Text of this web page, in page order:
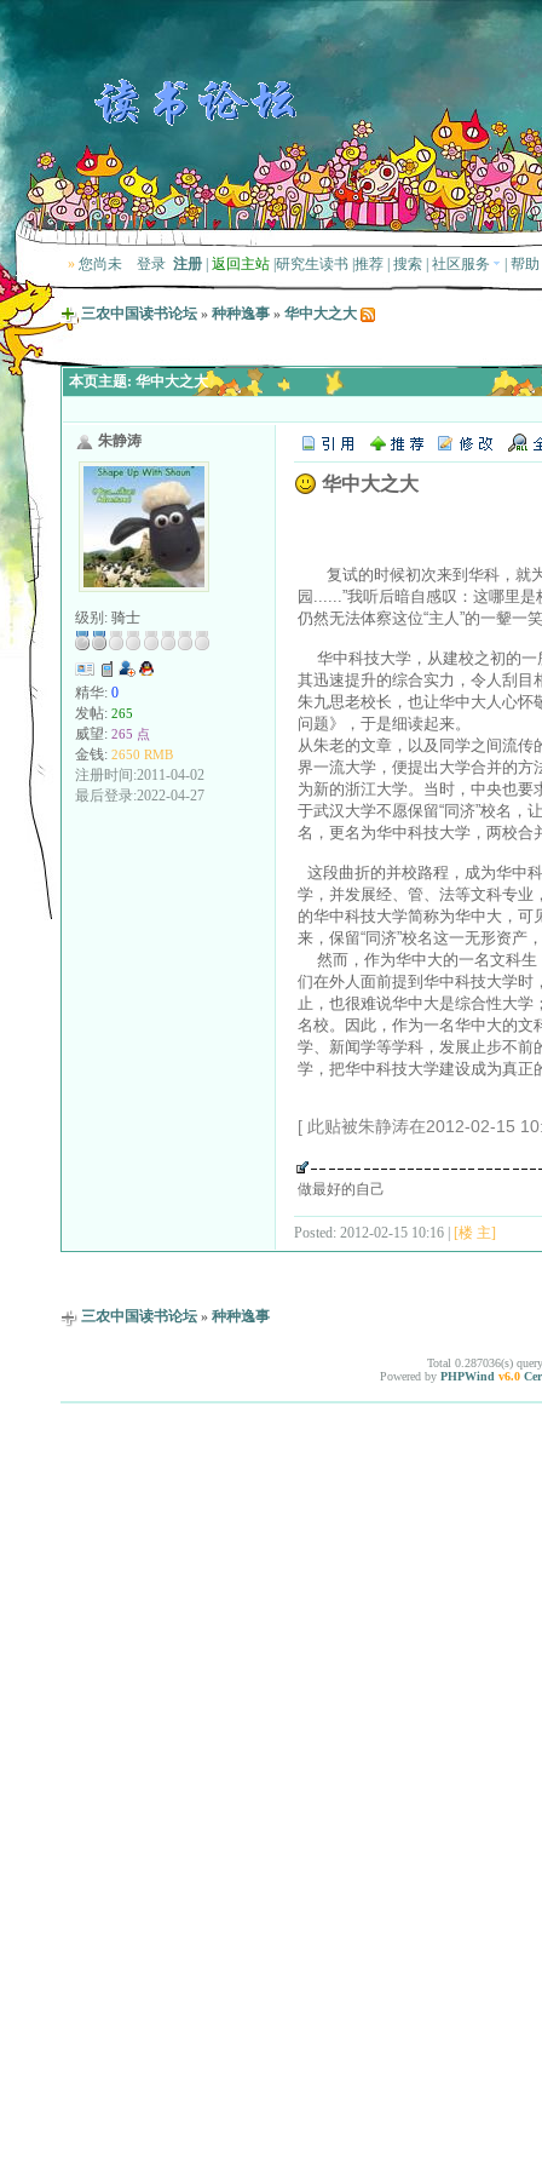
» 您尚未 登录 注册 返回主站 研究生读书 推荐 搜索 社区服务 帮助
三农中国读书论坛 » 种种逸事 » 华中大之大
本页主题: 华中大之大
朱静涛
级别: 骑士
精华: 0
发帖: 265
威望: 265 点
金钱: 2650 RMB
注册时间:2011-04-02
最后登录:2022-04-27
华中大之大
复试的时候初次来到华科，就为
园......”我听后暗自感叹：这哪里
仍然无法体察这位“主人”的一颦一
华中科技大学，从建校之初的一
其迅速提升的综合实力，令人刮
朱九思老校长，也让华中大人心怀
问题》，于是细读起来。
从朱老的文章，以及同学之间流
界一流大学，便提出大学合并的
为新的浙江大学。当时，中央也
于武汉大学不愿保留“同济”校名，
名，更名为华中科技大学，两校
这段曲折的并校路程，成为华中
学，并发展经、管、法等文科专
的华中科技大学简称为华中大，可
来，保留“同济”校名这一无形资产
然而，作为华中大的一名文科生
们在外人面前提到华中科技大学
止，也很难说华中大是综合性大
名校。因此，作为一名华中大的
学、新闻学等学科，发展止步不
学，把华中科技大学建设成为真正
[ 此贴被朱静涛在2012-02-15
做最好的自己
Posted: 2012-02-15 10:16 | [楼 主]
三农中国读书论坛 » 种种逸事
Total 0.287036(s)
Powered by PHPWind v6.0